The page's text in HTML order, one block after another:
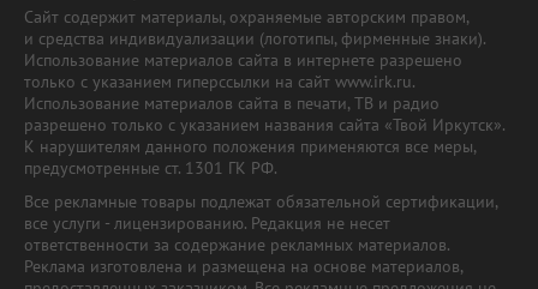
Сайт содержит материалы, охраняемые авторским правом,
и средства индивидуализации (логотипы, фирменные знаки).
Использование материалов сайта в интернете разрешено
только с указанием гиперссылки на сайт www.irk.ru.
Использование материалов сайта в печати, ТВ и радио
разрешено только с указанием названия сайта «Твой Иркутск».
К нарушителям данного положения применяются все меры,
предусмотренные ст. 1301 ГК РФ.
Все рекламные товары подлежат обязательной сертификации,
все услуги - лицензированию. Редакция не несет
ответственности за содержание рекламных материалов.
Реклама изготовлена и размещена на основе материалов,